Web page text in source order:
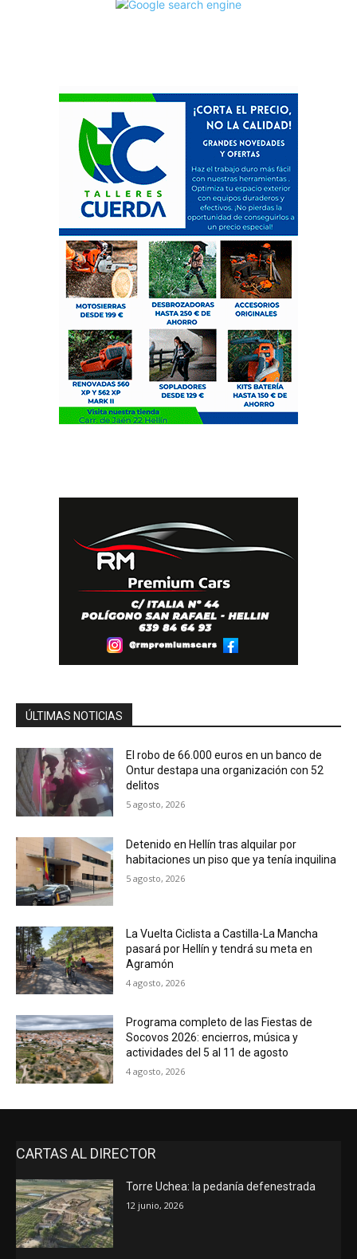
ÚLTIMAS NOTICIAS
El robo de 66.000 euros en un banco de
Ontur destapa una organización con 52
delitos
5 agosto, 2026
Detenido en Hellín tras alquilar por
habitaciones un piso que ya tenía inquilina
5 agosto, 2026
La Vuelta Ciclista a Castilla-La Mancha
pasará por Hellín y tendrá su meta en
Agramón
4 agosto, 2026
Programa completo de las Fiestas de
Socovos 2026: encierros, música y
actividades del 5 al 11 de agosto
4 agosto, 2026
CARTAS AL DIRECTOR
Torre Uchea: la pedanía defenestrada
12 junio, 2026